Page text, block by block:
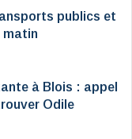
publics et
matin
à Blois : appel
Odile